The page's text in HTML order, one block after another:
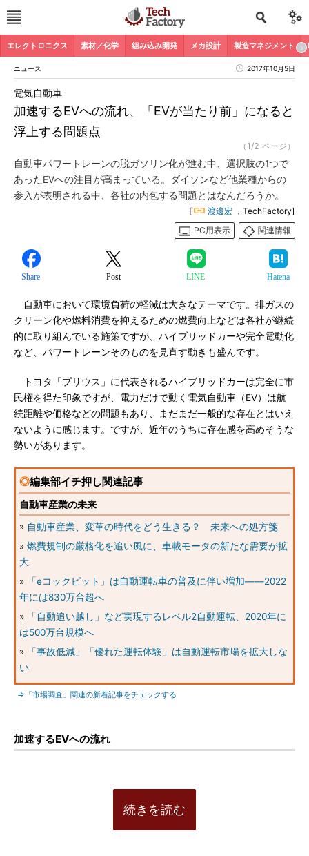
エレクトロニクス 素材／化学 組み込み開発 メカ設計 製造マネジメント
ニュース 2017年10月5日
加速するEVへの流れ、「EVが当たり前」になると
浮上する問題点
電気自動車
（1/2 ページ）
自動車パワートレーンの脱ガソリン化が進む中、選択肢の1つで
あったEVへの注目が高まっている。ダイソンなど他業種からの
参入が表明される中、各社の内包する問題とはなんだろうか。
[ 渡邊宏 ，TechFactory]
PC用表示
関連情報
Share Post LINE Hatena
自動車において環境負荷の軽減は大きなテーマです。排ガスの
クリーン化や燃料消費を抑えるための燃費向上などは各社が継続
的に取り組んでいる施策ですが、ハイブリッドカーや完全電動化
など、パワートレーンそのものを見直す動きも盛んです。
トヨタ「プリウス」に代表されるハイブリッドカーは完全に市
民権を得た印象ですが、電力だけで動く電気自動車（EV）は航
続距離や価格などの問題もあり、まだまだ一般的な存在とはいえ
ないように感じます。ですが、近年のうちに存在感を高めそうな
勢いがあります。
◎編集部イチ押し関連記事
自動車産業の未来
» 自動車産業、変革の時代をどう生きる？ 未来への処方箋
» 燃費規制の厳格化を追い風に、車載モータの新たな需要が拡
大
»
「eコックピット」は自動運転車の普及に伴い増加――2022
年には830万台超へ
»
「自動追い越し」など実現するレベル2自動運転、2020年に
は500万台規模へ
»
「事故低減」「優れた運転体験」は自動運転市場を拡大しな
い
⇒「市場調査」関連の新着記事をチェックする
加速するEVへの流れ
続きを読む